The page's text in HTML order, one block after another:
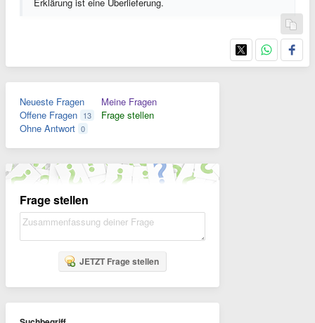
Neueste Fragen
Offene Fragen 13
Ohne Antwort 0
Meine Fragen
Frage stellen
Frage stellen
JETZT Frage stellen